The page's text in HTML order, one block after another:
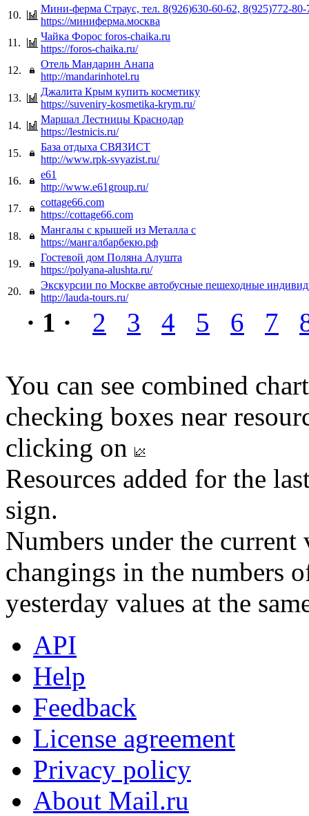
10.
Мини-ферма Страус, тел. 8(926)630-60-62, 8(925)772-80-
https://миниферма.москва
11.
Чайка Форос foros-chaika.ru
https://foros-chaika.ru/
12.
Отель Мандарин Анапа
http://mandarinhotel.ru
13.
Джалита Крым купить косметику
https://suveniry-kosmetika-krym.ru/
14.
Маршал Лестницы Краснодар
https://lestnicis.ru/
15.
База отдыха СВЯЗИСТ
http://www.rpk-svyazist.ru/
16.
e61
http://www.e61group.ru/
17.
cottage66.com
https://cottage66.com
18.
Мангалы с крышей из Металла с
https://мангалбарбекю.рф
19.
Гостевой дом Поляна Алушта
https://polyana-alushta.ru/
20.
Экскурсии по Москве автобусные пешеходные
http://lauda-tours.ru/
· 1 · 2 3 4 5 6 7
You can see combined
checking boxes near
clicking on
Resources added for the
sign.
Numbers under the
changings in the numbers
yesterday values at the
API
Help
Feedback
License agreement
Privacy policy
About Mail.ru